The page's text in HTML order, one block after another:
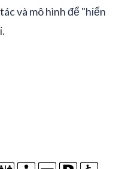
và mô hình để "hiển